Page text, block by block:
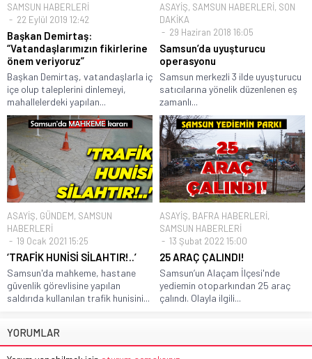
SAMSUN HABERLERİ
22 Eylül 2019 12:42
Başkan Demirtaş:
“Vatandaşlarımızın fikirlerine
önem veriyoruz”
Başkan Demirtaş, vatandaşlarla iç
içe olup taleplerini dinlemeyi,
mahallelerdeki yapılan...
ASAYİŞ, SAMSUN HABERLERİ, SON
DAKİKA
29 Haziran 2018 16:05
Samsun’da uyuşturucu
operasyonu
Samsun merkezli 3 ilde uyuşturucu
satıcılarına yönelik düzenlenen eş
zamanlı...
ASAYİŞ, GÜNDEM, SAMSUN
HABERLERİ
19 Ocak 2021 15:25
‘TRAFİK HUNİSİ SİLAHTIR!..’
Samsun'da mahkeme, hastane
güvenlik görevlisine yapılan
saldırıda kullanılan trafik hunisini...
ASAYİŞ, BAFRA HABERLERİ,
SAMSUN HABERLERİ
13 Şubat 2022 15:00
25 ARAÇ ÇALINDI!
Samsun’un Alaçam İlçesi'nde
yediemin otoparkından 25 araç
çalındı. Olayla ilgili...
YORUMLAR